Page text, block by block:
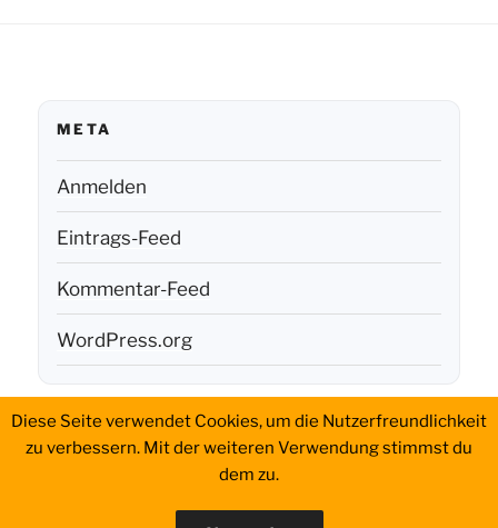
META
Anmelden
Eintrags-Feed
Kommentar-Feed
WordPress.org
Aktivierungen
History Portable
Setup
WWFF Impressum
Diese Seite verwendet Cookies, um die Nutzerfreundlichkeit
zu verbessern. Mit der weiteren Verwendung stimmst du
dem zu.